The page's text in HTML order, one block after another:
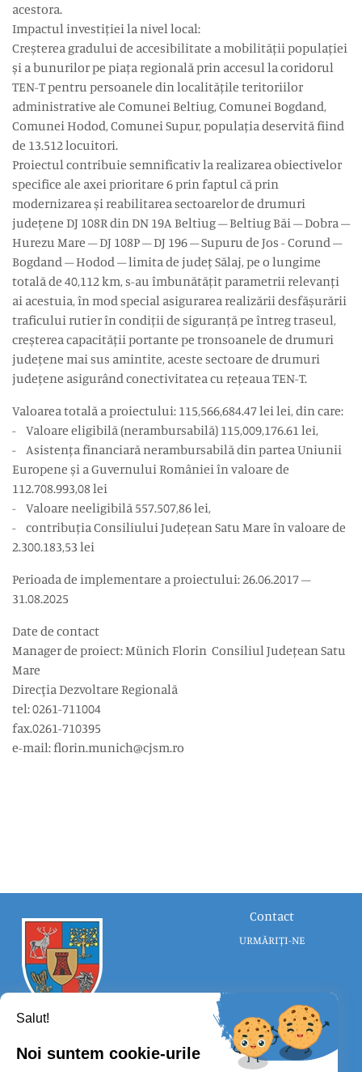
acestora.
Impactul investiției la nivel local:
Creșterea gradului de accesibilitate a mobilității populației
și a bunurilor pe piața regională prin accesul la coridorul
TEN-T pentru persoanele din localitățile teritoriilor
administrative ale Comunei Beltiug, Comunei Bogdand,
Comunei Hodod, Comunei Supur, populația deservită fiind
de 13.512 locuitori.
Proiectul contribuie semnificativ la realizarea obiectivelor
specifice ale axei prioritare 6 prin faptul că prin
modernizarea și reabilitarea sectoarelor de drumuri
județene DJ 108R din DN 19A Beltiug – Beltiug Băi – Dobra –
Hurezu Mare – DJ 108P – DJ 196 – Supuru de Jos - Corund –
Bogdand – Hodod – limita de județ Sălaj, pe o lungime
totală de 40,112 km, s-au îmbunătățit parametrii relevanți
ai acestuia, în mod special asigurarea realizării desfășurării
traficului rutier în condiții de siguranță pe întreg traseul,
creșterea capacității portante pe tronsoanele de drumuri
județene mai sus amintite, aceste sectoare de drumuri
județene asigurând conectivitatea cu rețeaua TEN-T.
Valoarea totală a proiectului: 115,566,684.47 lei lei, din care:
- Valoare eligibilă (nerambursabilă) 115,009,176.61 lei,
- Asistența financiară nerambursabilă din partea Uniunii
Europene și a Guvernului României în valoare de
112.708.993,08 lei
- Valoare neeligibilă 557.507,86 lei,
- contribuția Consiliului Județean Satu Mare în valoare de
2.300.183,53 lei
Perioada de implementare a proiectului: 26.06.2017 –
31.08.2025
Date de contact
Manager de proiect: Münich Florin Consiliul Județean Satu
Mare
Direcţia Dezvoltare Regională
tel: 0261-711004
fax.0261-710395
e-mail: florin.munich@cjsm.ro
CONSILIUL JUDEȚEAN SATU MARE
Contact
URMĂRIȚI-NE
Salut!
Noi suntem cookie-urile